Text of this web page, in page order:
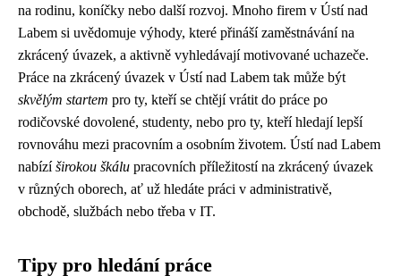
na rodinu, koníčky nebo další rozvoj. Mnoho firem v Ústí nad
Labem si uvědomuje výhody, které přináší zaměstnávání na
zkrácený úvazek, a aktivně vyhledávají motivované uchazeče.
Práce na zkrácený úvazek v Ústí nad Labem tak může být
skvělým startem pro ty, kteří se chtějí vrátit do práce po
rodičovské dovolené, studenty, nebo pro ty, kteří hledají lepší
rovnováhu mezi pracovním a osobním životem. Ústí nad Labem
nabízíširokou škálu pracovních příležitostí na zkrácený úvazek
v různých oborech, ať už hledáte práci v administrativě,
obchodě, službách nebo třeba v IT.
Tipy pro hledání práce